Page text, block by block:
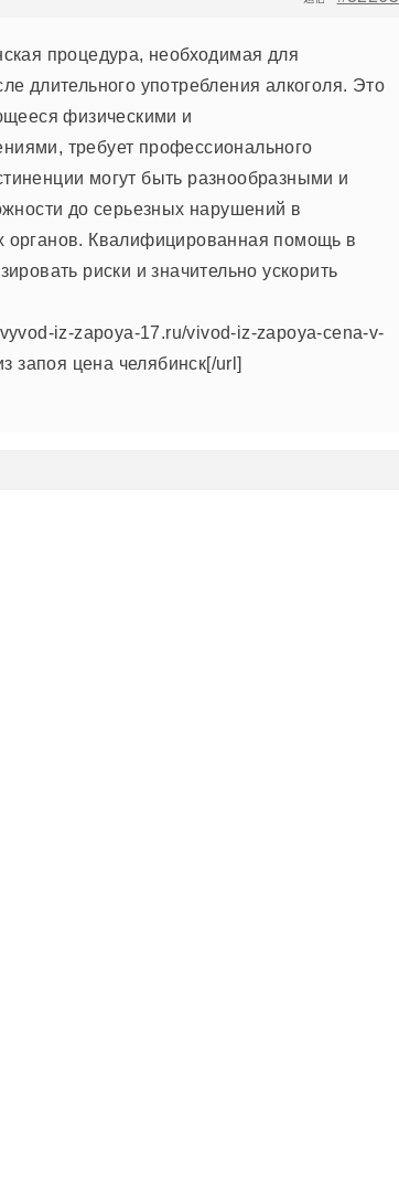
процедура, необходимая для
длительного употребления алкоголя. Это
физическими и
требует профессионального
могут быть разнообразными и
до серьезных нарушений в
органов. Квалифицированная помощь в
риски и значительно ускорить
iz-zapoya-17.ru/vivod-iz-zapoya-cena-v-
запоя цена челябинск[/url]